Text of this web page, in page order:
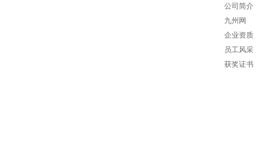
公司简介
九州网
企业资质
员工风采
获奖证书